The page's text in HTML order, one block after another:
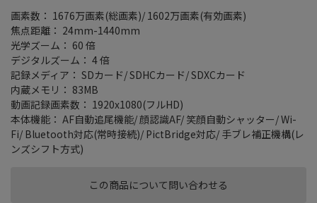
この商品について問い合わせる
画素数： 1676万画素(総画素)/ 1602万画素(有効画素)
焦点距離： 24mm-1440mm
光学ズーム： 60 倍
デジタルズーム： 4 倍
記録メディア： SDカード/ SDHCカード/ SDXCカード
内蔵メモリ： 83MB
動画記録画素数： 1920x1080(フルHD)
本体機能： AF自動追尾機能/ 顔認識AF/ 笑顔自動シャッター/ Wi-
Fi/ Bluetooth対応(常時接続)/ PictBridge対応/ 手ブレ補正機構(レ
ンズシフト方式)